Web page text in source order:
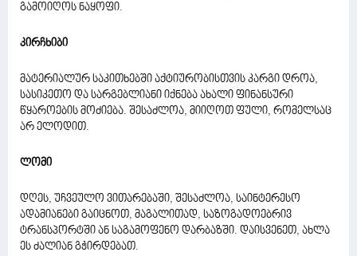
გამოიღოს ნაყოფი.
კირჩხიბი
მატერიალურ საკითხებში აქტიურობისთვის კარგი დროა,
სასიკეთო და სარგებლიანი იქნება ახალი ფინანსური
წყაროების მოძიება. შესაძლოა, მიიღოთ ფული, რომელსაც
არ ელოდით.
ლომი
დღეს, უჩვეულო ვითარებაში, შესაძლოა, საინტერესო
ადამიანები გაიცნოთ, მაგალითად, საზოგადოებრივ
ტრანსპორტში ან საგამოფენო დარბაზში. დაისვენეთ, ახლა
ეს ძალიან გჭირდებათ.